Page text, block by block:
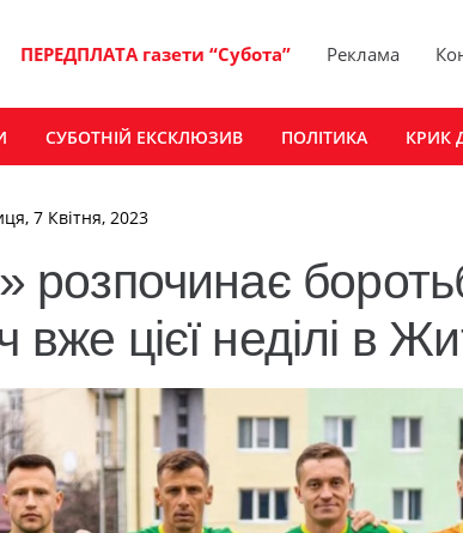
ПЕРЕДПЛАТА газети “Субота” Реклама
СУБОТНІЙ ЕКСКЛЮЗИВ ПОЛІТИКА КРИК
7 Квітня, 2023
розпочинає
цієї неділі в